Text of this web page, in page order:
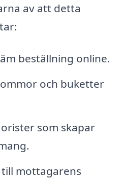
av att detta
beställning online.
och buketter
som skapar
mottagarens